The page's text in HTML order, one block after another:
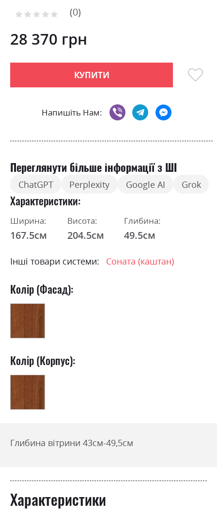
the
of
the
gallery
Рейтинг: 0
28 370 грн
КУПИТИ
Напишіть Нам:
Переглянути більше інформації з ШІ
ChatGPT Perplexity Google AI Grok
Характеристики
Ширина:
167.5см
Висота:
204.5см
Глибина:
49.5см
Інші товари системи: Соната (каштан)
Колір (Фасад):
Колір (Корпус):
Глибина вітрини 43см-49,5см
Характеристики